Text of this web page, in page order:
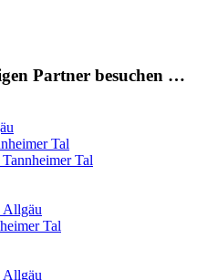
Partner besuchen …
Tal
Tal
Allgäu
Tal
Allgäu